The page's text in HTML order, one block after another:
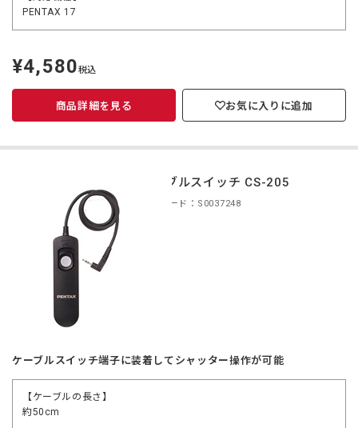
PENTAX 17
定
価
¥4,580税込
商品詳細を見る お気に入りに追加
ケーブルスイッチ CS-205
商品コード：S0037248
ケーブルスイッチ端子に装着してシャッター操作が可能
【ケーブルの長さ】
約50cm